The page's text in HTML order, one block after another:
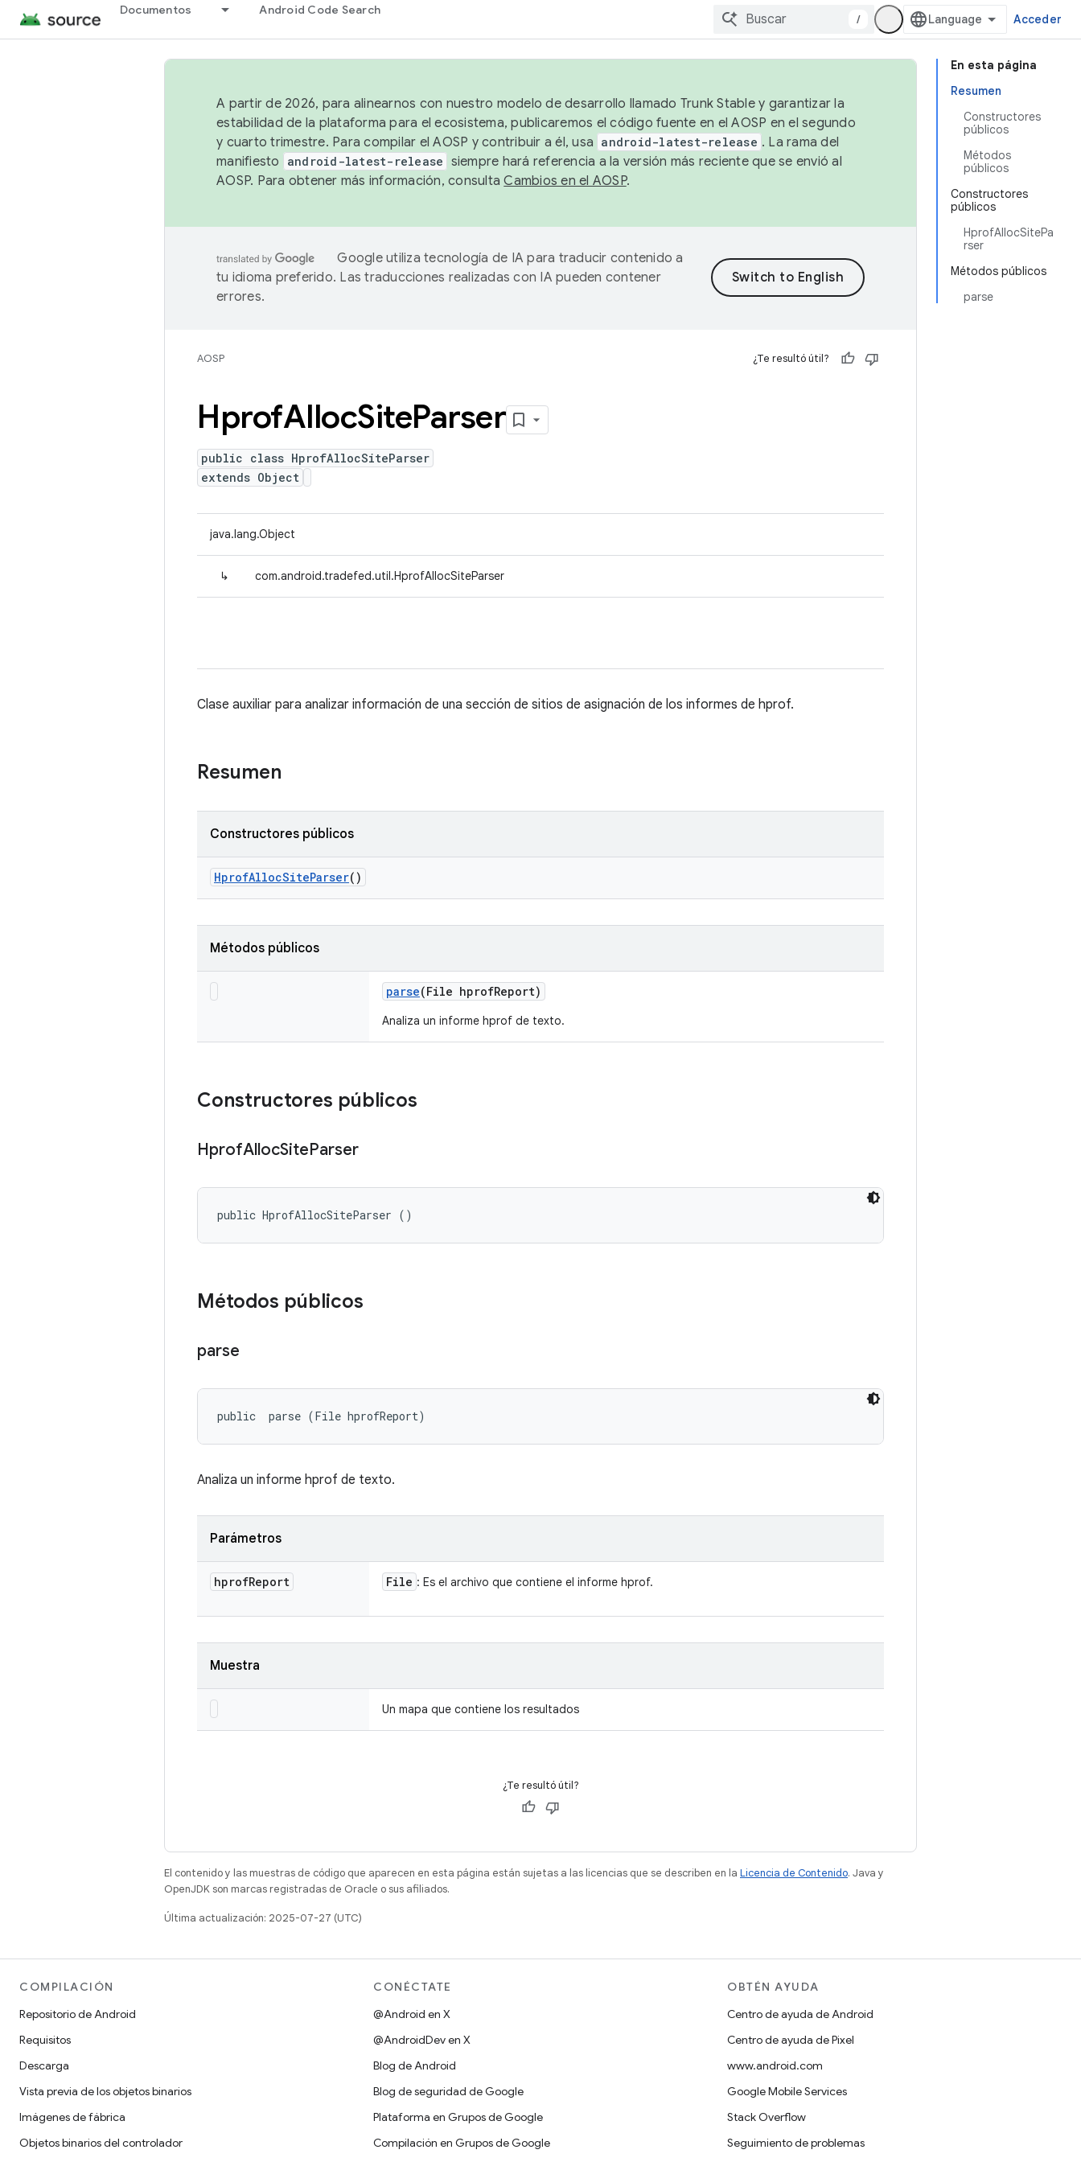
Documentos Android Code Search
/ Acceder
En esta página
Resumen
Constructores
públicos
Métodos
públicos
Constructores
públicos
HprofAllocSitePa
rser
Métodos públicos
parse
A partir de 2026, para alinearnos con nuestro modelo de desarrollo llamado Trunk Stable y garantizar la
estabilidad de la plataforma para el ecosistema, publicaremos el código fuente en el AOSP en el segundo
y cuarto trimestre. Para compilar el AOSP y contribuir a él, usa android-latest-release . La rama del
manifiesto
android-latest-release siempre hará referencia a la versión más reciente que se envió al
AOSP. Para obtener más información, consultaCambios en el AOSP.
Google utiliza tecnología de IA para traducir contenido a
tu idioma preferido. Las traducciones realizadas con IA pueden contener
errores.
AOSP ¿Te resultó útil?
HprofAllocSiteParser
public class HprofAllocSiteParser
extends Object
java.lang.Object
↳ com.android.tradefed.util.HprofAllocSiteParser
Clase auxiliar para analizar información de una sección de sitios de asignación de los informes de hprof.
Resumen
Constructores públicos
HprofAllocSiteParser()
Métodos públicos
parse(File hprofReport)
Analiza un informe hprof de texto.
Constructores públicos
HprofAllocSiteParser
public HprofAllocSiteParser ()
Métodos públicos
parse
public parse (File hprofReport)
Analiza un informe hprof de texto.
Parámetros
hprofReport File : Es el archivo que contiene el informe hprof.
Muestra
Un mapa que contiene los resultados
¿Te resultó útil?
El contenido y las muestras de código que aparecen en esta página están sujetas a las licencias que se describen en la Licencia de Contenido. Java y
OpenJDK son marcas registradas de Oracle o sus afiliados.
Última actualización: 2025-07-27 (UTC)
COMPILACIÓN
Repositorio de Android
Requisitos
Descarga
Vista previa de los objetos binarios
Imágenes de fábrica
Objetos binarios del controlador
CONÉCTATE
@Android en X
@AndroidDev en X
Blog de Android
Blog de seguridad de Google
Plataforma en Grupos de Google
Compilación en Grupos de Google
OBTÉN AYUDA
Centro de ayuda de Android
Centro de ayuda de Pixel
www.android.com
Google Mobile Services
Stack Overflow
Seguimiento de problemas